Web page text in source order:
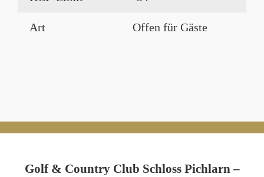
Art Offen für Gäste
Golf & Country Club Schloss Pichlarn –